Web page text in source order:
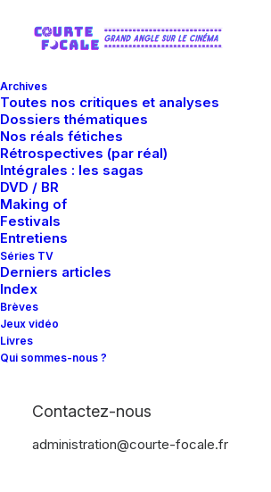
Archives
Toutes nos critiques et analyses
Dossiers thématiques
Nos réals fétiches
Rétrospectives (par réal)
Intégrales : les sagas
DVD / BR
Making of
Festivals
Entretiens
Séries TV
Derniers articles
Index
Brèves
Jeux vidéo
Livres
Qui sommes-nous ?
Contactez-nous
administration@courte-focale.fr